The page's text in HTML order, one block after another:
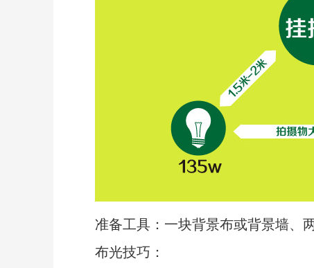
准备工具：一块背景布或背景墙、
布光技巧：